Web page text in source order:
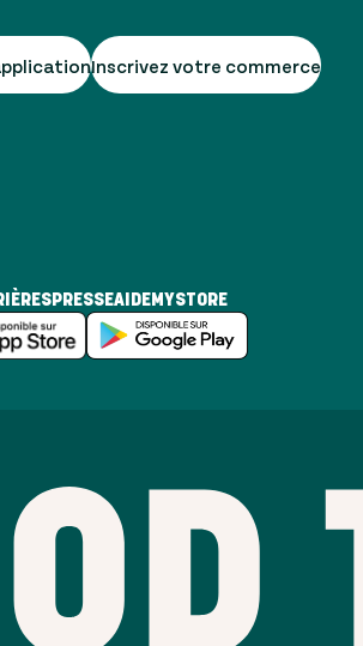
Inscrivez votre commerce
PRESSEAIDE MYSTORE